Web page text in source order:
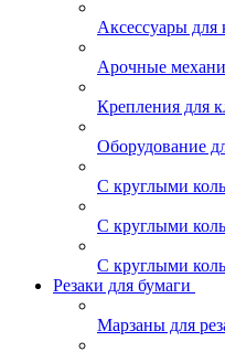
Аксессуары для
Арочные
Крепления для
Оборудование
С круглыми
С круглыми
С круглыми
Резаки для бумаги
Марзаны для